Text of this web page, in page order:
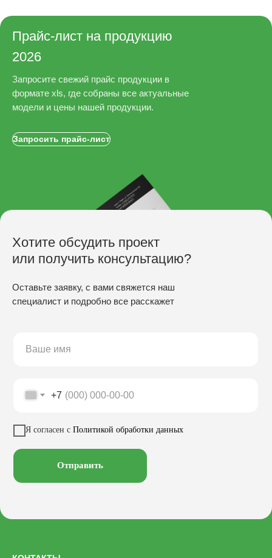
Прайс-лист на продукцию
2026
Запросите свежий прайс продукции в
формате xls, где собраны все актуальные
модели и цены нашей продукции.
Запросить прайс-лист
Хотите обсудить проект
или получить консультацию?
Оставьте заявку, с вами свяжется наш
специалист и подробно все расскажет
+7
Я согласен с Политикой обработки данных
Отправить
Заказать звонок